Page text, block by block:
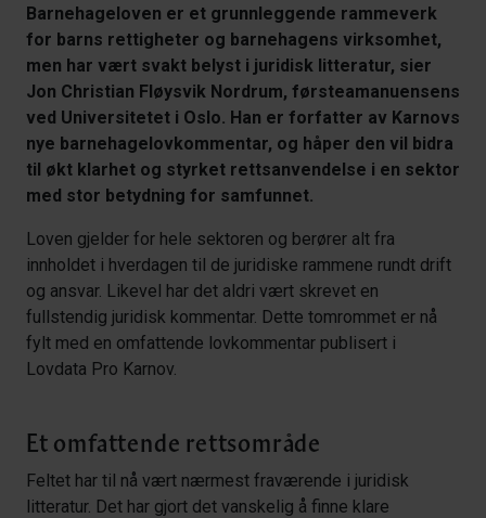
Barnehageloven er et grunnleggende rammeverk
for barns rettigheter og barnehagens virksomhet,
men har vært svakt belyst i juridisk litteratur, sier
Jon Christian Fløysvik Nordrum, førsteamanuensens
ved Universitetet i Oslo. Han er forfatter av Karnovs
nye barnehagelovkommentar, og håper den vil bidra
til økt klarhet og styrket rettsanvendelse i en sektor
med stor betydning for samfunnet.
Loven gjelder for hele sektoren og berører alt fra
innholdet i hverdagen til de juridiske rammene rundt drift
og ansvar. Likevel har det aldri vært skrevet en
fullstendig juridisk kommentar. Dette tomrommet er nå
fylt med en omfattende lovkommentar publisert i
Lovdata Pro Karnov.
Et omfattende rettsområde
Feltet har til nå vært nærmest fraværende i juridisk
litteratur. Det har gjort det vanskelig å finne klare